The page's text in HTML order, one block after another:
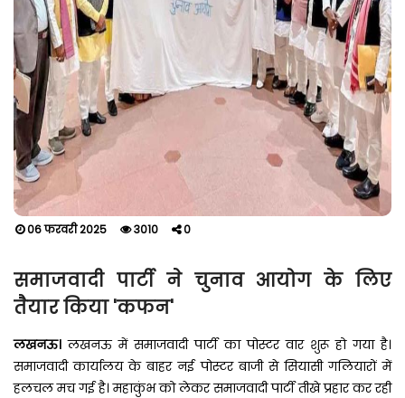
06 फरवरी 2025 3010 0
समाजवादी पार्टी ने चुनाव आयोग के लिए
तैयार किया 'कफन'
लखनऊ।लखनऊ में समाजवादी पार्टी का पोस्टर वार शुरू हो गया है।
समाजवादी कार्यालय के बाहर नई पोस्टर बाजी से सियासी गलियारों में
हलचल मच गई है। महाकुंभ को लेकर समाजवादी पार्टी तीखे प्रहार कर रही